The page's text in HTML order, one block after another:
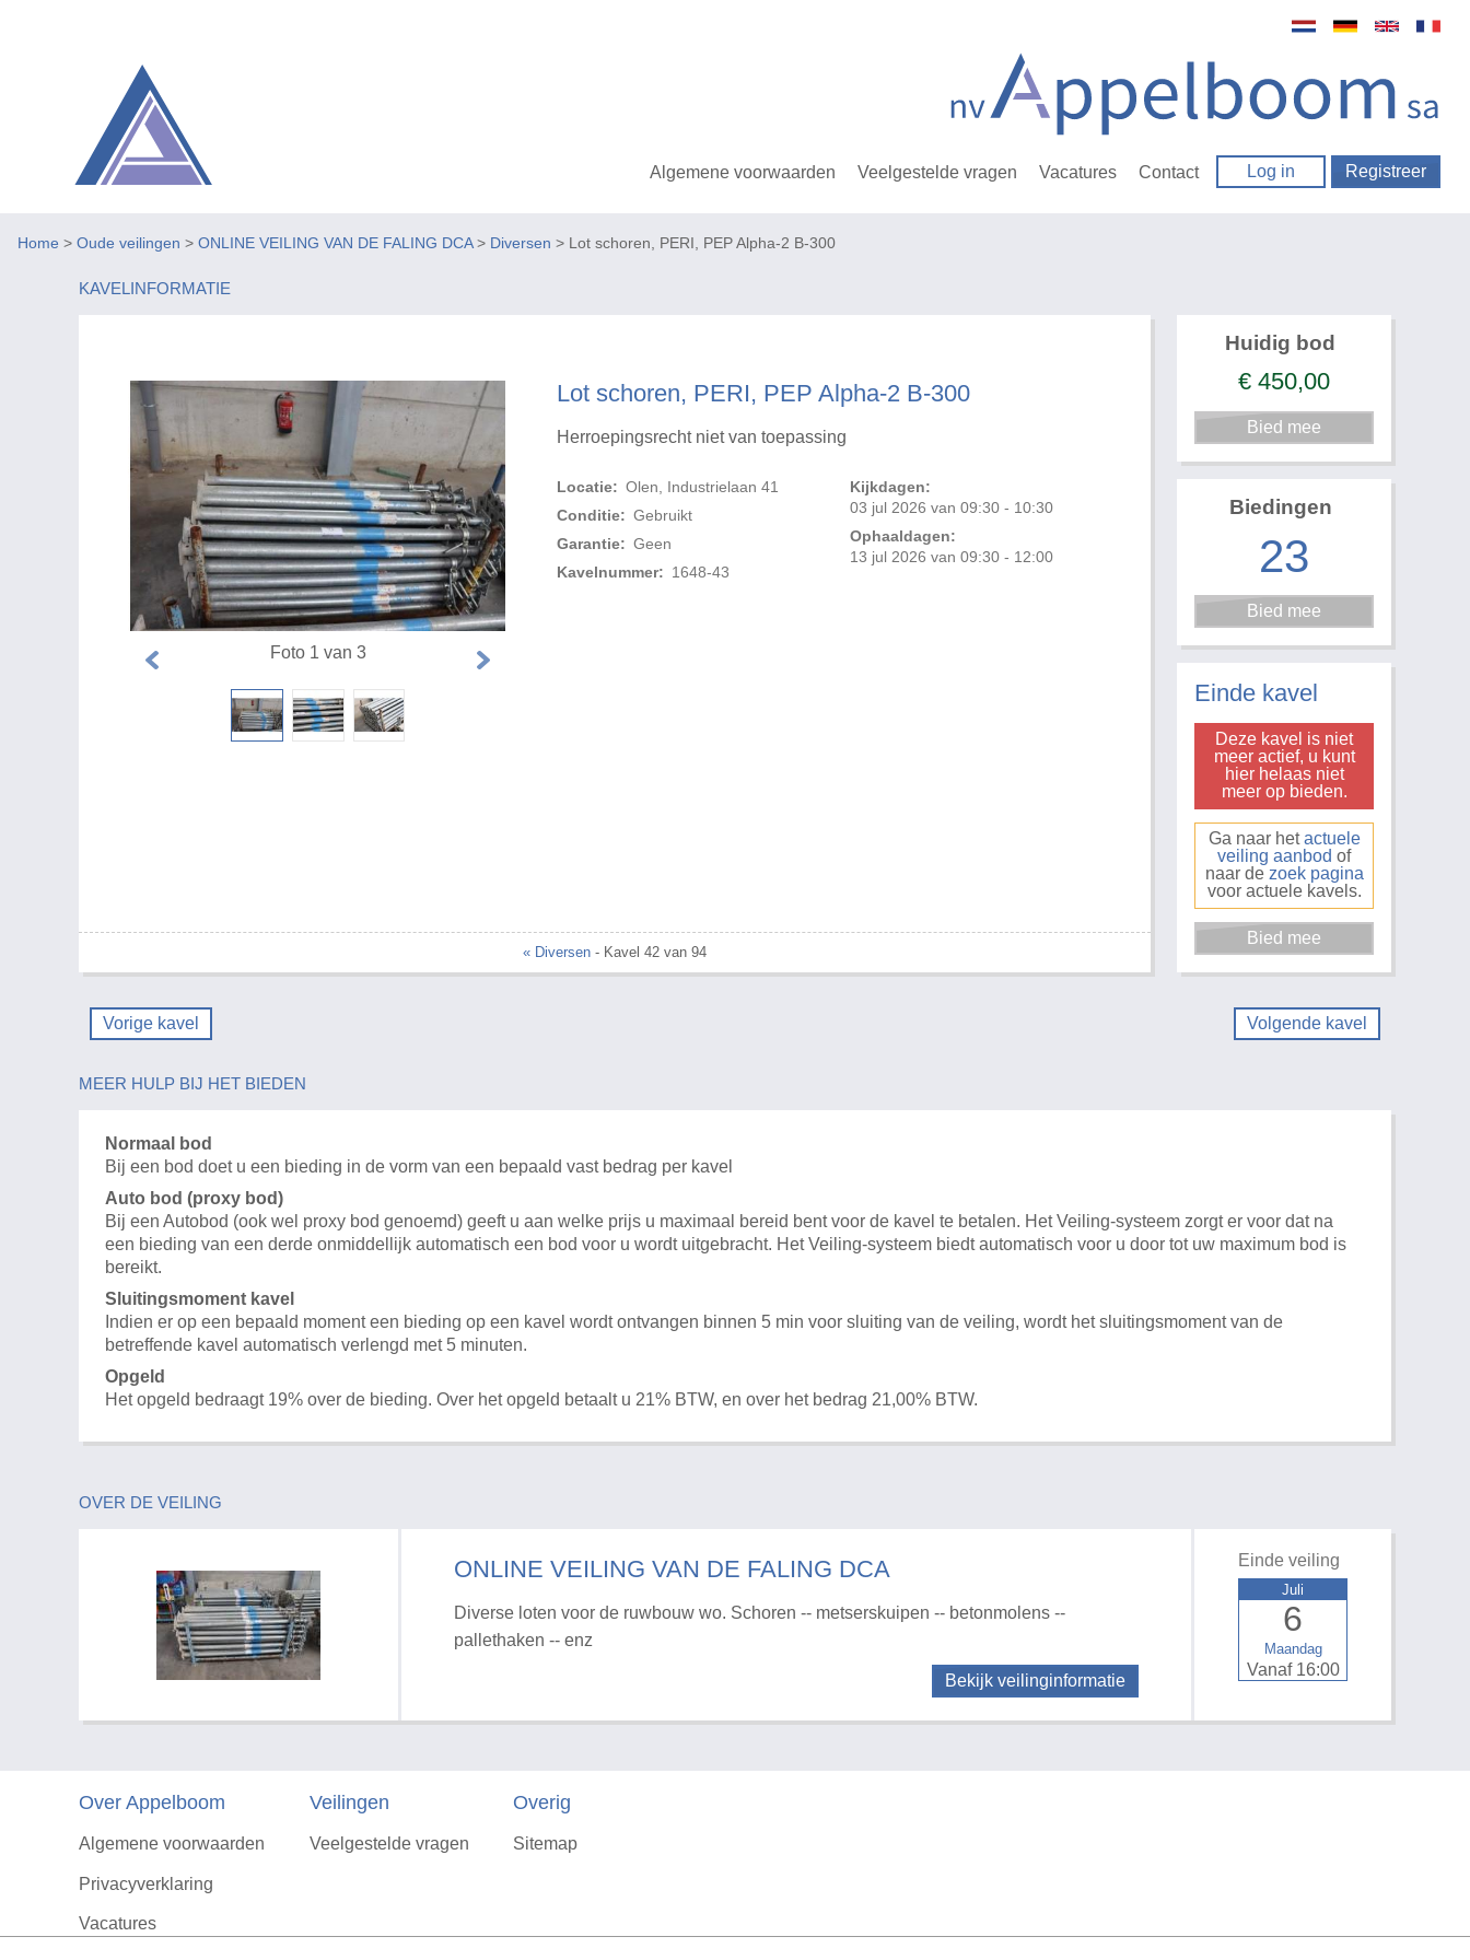
Algemene voorwaarden Veelgestelde vragen Vacatures Contact Log in Registreer
Home > Oude veilingen > ONLINE VEILING VAN DE FALING DCA> Diversen > Lot schoren, PERI, PEP Alpha-2 B-300
KAVELINFORMATIE
Lot schoren, PERI, PEP Alpha-2 B-300
Herroepingsrecht niet van toepassing
Locatie: Olen, Industrielaan 41
Conditie: Gebruikt
Garantie: Geen
Kavelnummer: 1648-43
Kijkdagen:
03 jul 2026 van 09:30 - 10:30
Ophaaldagen:
13 jul 2026 van 09:30 - 12:00
Foto 1 van 3
« Diversen - Kavel 42 van 94
Huidig bod
€ 450,00
Biedingen
23
Einde kavel
Deze kavel is niet
meer actief, u kunt
hier helaas niet
meer op bieden.
Ga naar hetactuele
veiling aanbod of
naar de zoek pagina
voor actuele kavels.
Vorige kavel Volgende kavel
MEER HULP BIJ HET BIEDEN
Normaal bod
Bij een bod doet u een bieding in de vorm van een bepaald vast bedrag per kavel
Auto bod (proxy bod)
Bij een Autobod (ook wel proxy bod genoemd) geeft u aan welke prijs u maximaal bereid bent voor de kavel te betalen. Het Veiling-systeem zorgt er voor dat na
een bieding van een derde onmiddellijk automatisch een bod voor u wordt uitgebracht. Het Veiling-systeem biedt automatisch voor u door tot uw maximum bod is
bereikt.
Sluitingsmoment kavel
Indien er op een bepaald moment een bieding op een kavel wordt ontvangen binnen 5 min voor sluiting van de veiling, wordt het sluitingsmoment van de
betreffende kavel automatisch verlengd met 5 minuten.
Opgeld
Het opgeld bedraagt 19% over de bieding. Over het opgeld betaalt u 21% BTW, en over het bedrag 21,00% BTW.
OVER DE VEILING
ONLINE VEILING VAN DE FALING DCA
Diverse loten voor de ruwbouw wo. Schoren -- metserskuipen -- betonmolens --
pallethaken -- enz
Bekijk veilinginformatie
Einde veiling
Maandag
6
Juli
Vanaf 16:00
Over Appelboom
Algemene voorwaarden
Privacyverklaring
Vacatures
Veilingen
Veelgestelde vragen
Overig
Sitemap